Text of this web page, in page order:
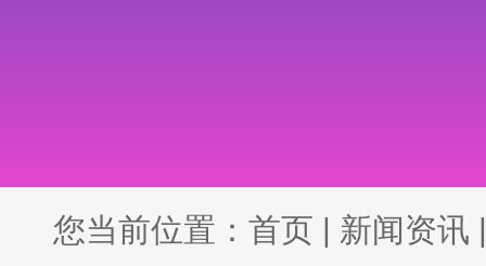
您当前位置： 首页 | 新闻资讯 |